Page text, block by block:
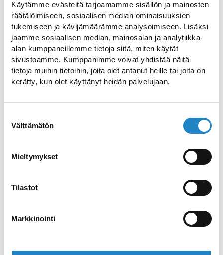
Käytämme evästeitä tarjoamamme sisällön ja mainosten
räätälöimiseen, sosiaalisen median ominaisuuksien
tukemiseen ja kävijämäärämme analysoimiseen. Lisäksi
jaamme sosiaalisen median, mainosalan ja analytiikka-
alan kumppaneillemme tietoja siitä, miten käytät
sivustoamme. Kumppanimme voivat yhdistää näitä
tietoja muihin tietoihin, joita olet antanut heille tai joita on
kerätty, kun olet käyttänyt heidän palvelujaan.
valinta
Välttämätön
Mieltymykset
Tilastot
Markkinointi
talvilomille. Mökeistä löytyy kaikki
tarvittava mukavaan oleskeluun: keittiöt
ruoanlaittoon, viihtyisät oleskelutilat sekä
saunat, joissa voi rentoutua päivän
päätteeksi.
Ympäröivä luonto tarjoaa monipuoliset
hiihtomahdollisuudet, ja pulkkamäki on
kesän saapuessa voi suoraan mökin pihalta
marjoja. Kesäisin Lahnavedellä onnistuu
kalastus joko rannalta tai mökin veneellä.
mökin etelään ja länteen suuntautuvalla
terassilla, jossa voi nauttia
auringonlaskusta ja järvinäköalasta.